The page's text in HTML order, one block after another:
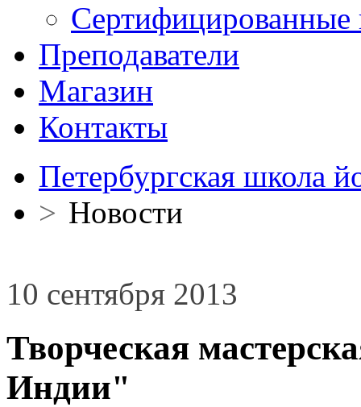
Сертифицированные
Преподаватели
Магазин
Контакты
Петербургская школа
> Новости
10 сентября 2013
Творческая
Индии"